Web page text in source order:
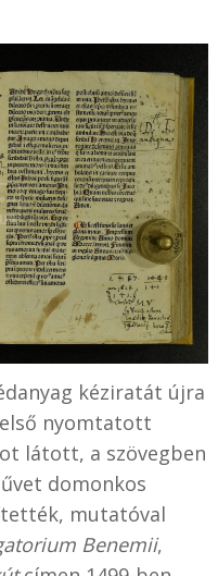
kéziratát újra
nyomtatott
látott, a szövegben
domonkos
mutatóval
Benemii,